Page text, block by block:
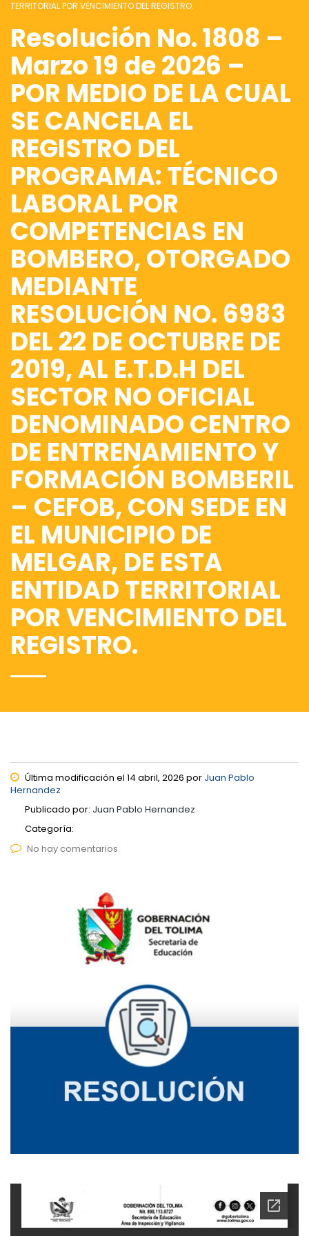
TERRITORIAL POR VENCIMIENTO DEL REGISTRO.
Resolución No. 1808 –
Marzo 19 de 2026 –
POR MEDIO DE LA CUAL
SE CANCELA EL
REGISTRO DEL
PROGRAMA: TÉCNICO
LABORAL POR
COMPETENCIAS EN
BOMBERO, OTORGADO
MEDIANTE
RESOLUCIÓN NO. 6983
DEL 22 DE OCTUBRE DE
2019, AL E.T.D.H DEL
SECTOR NO OFICIAL
DENOMINADO CENTRO
DE ENTRENAMIENTO Y
FORMACIÓN BOMBERIL
– CEFOB, CON SEDE EN
EL MUNICIPIO DE
MELGAR, DE ESTA
ENTIDAD TERRITORIAL
POR VENCIMIENTO DEL
REGISTRO.
Última modificación el 14 abril, 2026 por Juan Pablo
Hernandez
Publicado por: Juan Pablo Hernandez
Categoría:
No hay comentarios